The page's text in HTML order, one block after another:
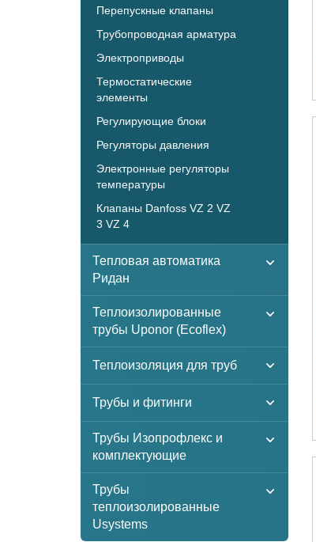
Перепускные клапаны
Трубопроводная арматура
Электроприводы
Термостатические
элементы
Регулирующие блоки
Регуляторы давления
Электронные регуляторы
температуры
Клапаны Danfoss VZ 2 VZ
3 VZ 4
Тепловая автоматика
Ридан
Теплоизолированные
трубы Uponor (Ecoflex)
Теплоизоляция для труб
Трубы и фитинги
Трубы Изопрофлекс и
комплектующие
Трубы
теплоизолированные
Usystems